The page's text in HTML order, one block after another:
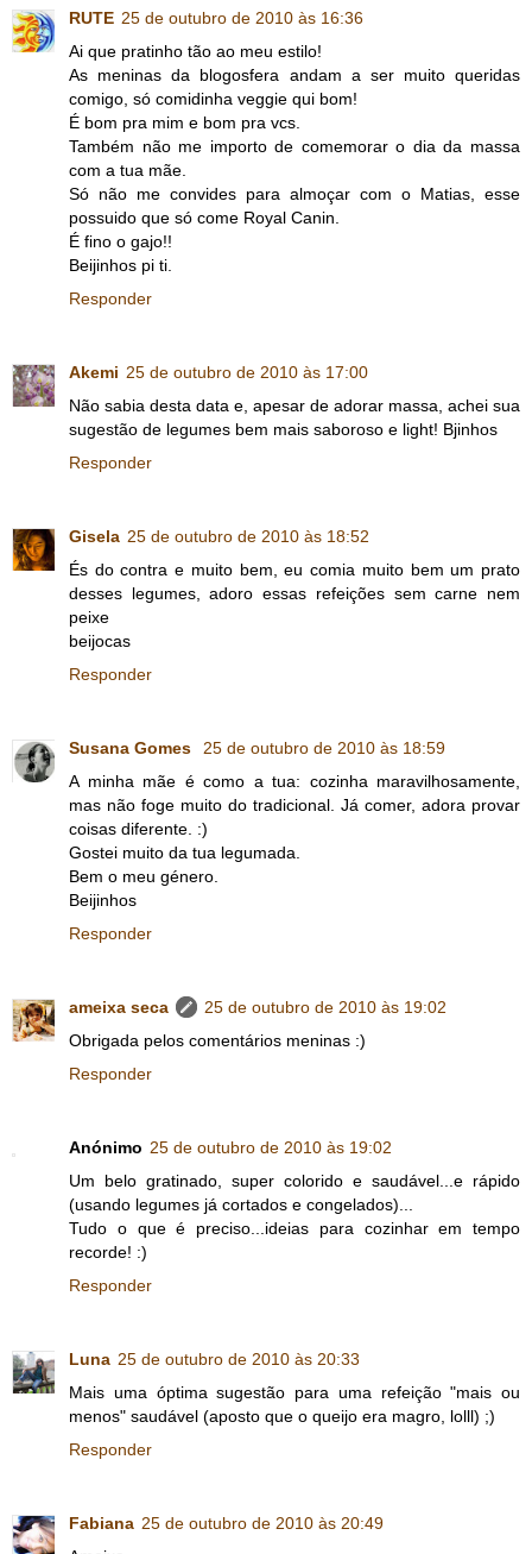
RUTE 25 de outubro de 2010 às 16:36
Ai que pratinho tão ao meu estilo!
As meninas da blogosfera andam a ser muito queridas
comigo, só comidinha veggie qui bom!
É bom pra mim e bom pra vcs.
Também não me importo de comemorar o dia da massa
com a tua mãe.
Só não me convides para almoçar com o Matias, esse
possuido que só come Royal Canin.
É fino o gajo!!
Beijinhos pi ti.
Responder
Akemi 25 de outubro de 2010 às 17:00
Não sabia desta data e, apesar de adorar massa, achei sua
sugestão de legumes bem mais saboroso e light! Bjinhos
Responder
Gisela 25 de outubro de 2010 às 18:52
És do contra e muito bem, eu comia muito bem um prato
desses legumes, adoro essas refeições sem carne nem
peixe
beijocas
Responder
Susana Gomes
25 de outubro de 2010 às 18:59
A minha mãe é como a tua: cozinha maravilhosamente,
mas não foge muito do tradicional. Já comer, adora provar
coisas diferente. :)
Gostei muito da tua legumada.
Bem o meu género.
Beijinhos
Responder
ameixa seca
25 de outubro de 2010 às 19:02
Obrigada pelos comentários meninas :)
Responder
Anónimo 25 de outubro de 2010 às 19:02
Um belo gratinado, super colorido e saudável...e rápido
(usando legumes já cortados e congelados)...
Tudo o que é preciso...ideias para cozinhar em tempo
recorde! :)
Responder
Luna 25 de outubro de 2010 às 20:33
Mais uma óptima sugestão para uma refeição "mais ou
menos" saudável (aposto que o queijo era magro, lolll) ;)
Responder
Fabiana 25 de outubro de 2010 às 20:49